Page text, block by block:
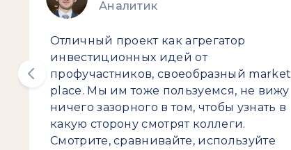
Аналитик
Отличный проект как агрегатор
инвестиционных идей от
профучастников, своеобразный market
place. Мы им тоже пользуемся, не вижу
ничего зазорного в том, чтобы узнать в
какую сторону смотрят коллеги.
Смотрите, сравнивайте, используйте